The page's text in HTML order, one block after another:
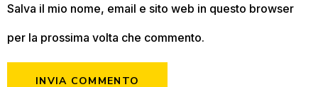
Salva il mio nome, email e sito web in questo browser
per la prossima volta che commento.